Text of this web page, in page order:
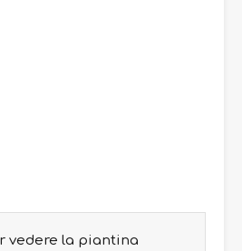
vedere la piantina